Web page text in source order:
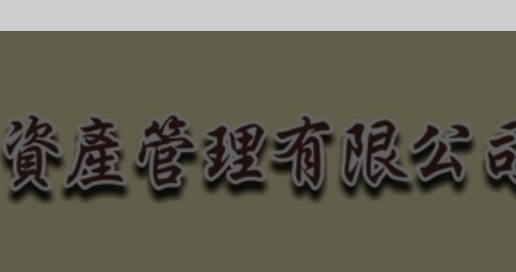
契約保障！
本公司秉持著合情合理合法、正規經營、健全制
度，只要是合法有憑據的債權！